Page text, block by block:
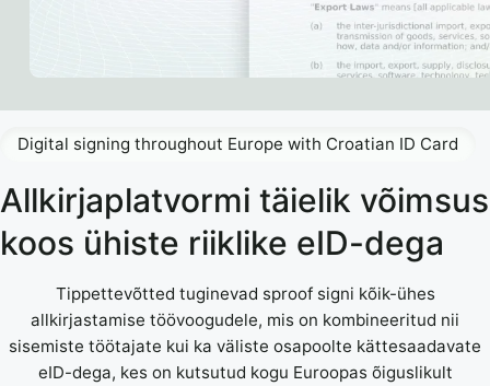
Allkirjaplatvormi täielik võimsus
koos ühiste riiklike eID-dega
Tippettevõtted tuginevad sproof signi kõik-ühes
allkirjastamise töövoogudele, mis on kombineeritud nii
sisemiste töötajate kui ka väliste osapoolte kättesaadavate
eID-dega, kes on kutsutud kogu Euroopas õiguslikult
Digital signing throughout Europe with Croatian ID Card